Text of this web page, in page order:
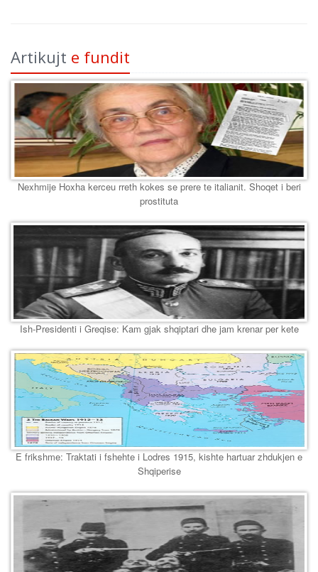
Artikujt e fundit
Nexhmije Hoxha kerceu rreth kokes se prere te italianit. Shoqet i beri
prostituta
Ish-Presidenti i Greqise: Kam gjak shqiptari dhe jam krenar per kete
E frikshme: Traktati i fshehte i Lodres 1915, kishte hartuar zhdukjen e
Shqiperise